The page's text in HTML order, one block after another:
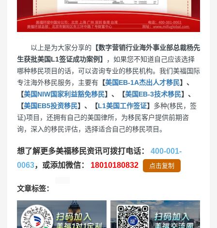
以上是为大家分享的 【数字营销行业海外事业部总裁杨先
生获批美国L1签证成功案例】
，如果您不知道自己应该选择
哪种移民项目的话，可以咨询专业的移民机构。我们美福国际
专注海外移民服务，主要有 【美国EB-1A杰出人才移民】、
【美国NIW国家利益豁免移民】、【美国EB-3技术移民】、
【美国EB5投资移民】、【L1美国工作签证】 多种(移民，签
证)项目，还拥有自己的美国律所，为移民客户提供前期咨
询，深入的移民评估，选择适合自己的移民项目。
想了解更多美福移民资讯可拨打电话： 400-001-
0063，或添加微信： 18010180832 点击复制
文章标签：